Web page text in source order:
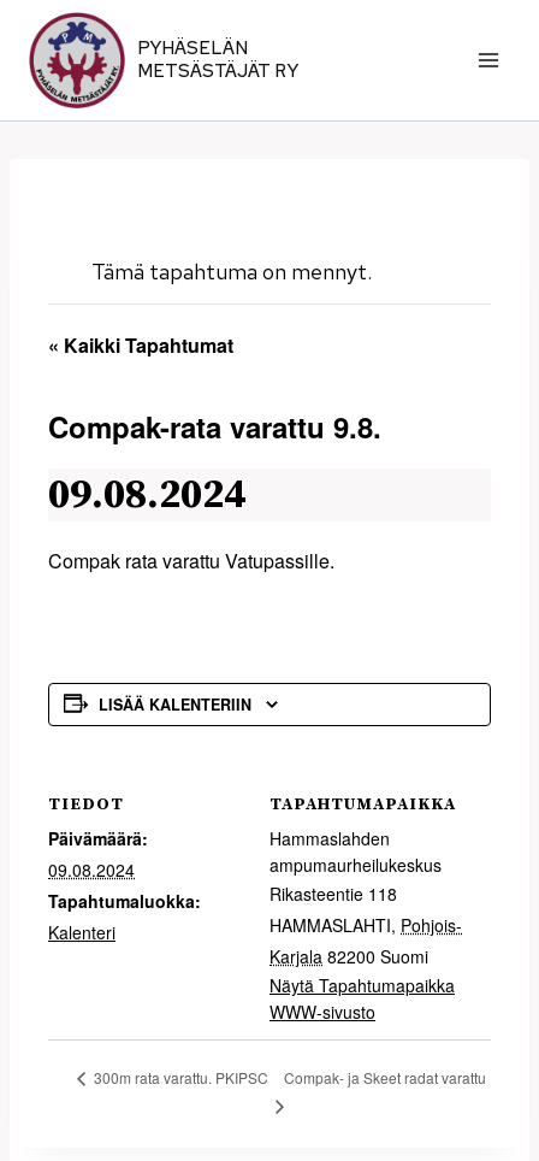
sisältöön
PYHÄSELÄN
METSÄSTÄJÄT RY
Tämä tapahtuma on mennyt.
« Kaikki Tapahtumat
Compak-rata varattu 9.8.
09.08.2024
Compak rata varattu Vatupassille.
LISÄÄ KALENTERIIN
TIEDOT
Päivämäärä:
09.08.2024
Tapahtumaluokka:
Kalenteri
TAPAHTUMAPAIKKA
Hammaslahden
ampumaurheilukeskus
Rikasteentie 118
HAMMASLAHTI, Pohjois-
Karjala 82200 Suomi
Näytä Tapahtumapaikka
WWW-sivusto
300m rata varattu. PKIPSC Compak- ja Skeet radat varattu